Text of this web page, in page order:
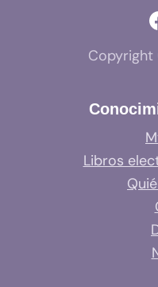
Copyright
Libros